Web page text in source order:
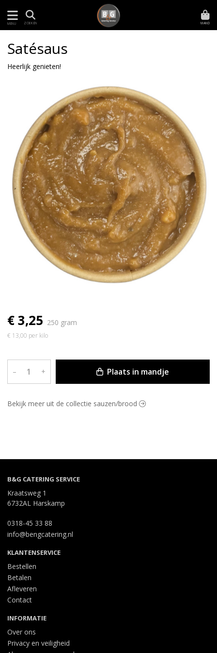
MENU ZOEKEN MAND
Satésaus
Heerlijk genieten!
€ 3,25 250 gram
€ 13,00 per kilo
– + Plaats in mandje
Bekijk meer uit de collectie sauzen/brood
B&G CATERING SERVICE
Kraatsweg 1
6732AL Harskamp
0318-45 33 88
info@bengcatering.nl
KLANTENSERVICE
Bestellen
Betalen
Afleveren
Contact
INFORMATIE
Over ons
Privacy en veiligheid